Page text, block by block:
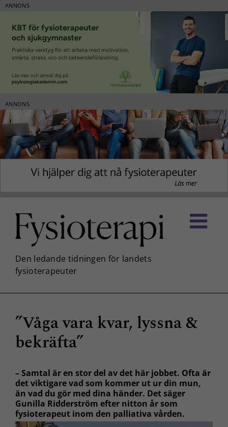
ANNONS
ANNONS
innehållet
”Våga vara kvar, lyssna &
bekräfta”
– Samtal är en stor del av det här jobbet. Ofta är
det viktigare vad som kommer ut ur din mun,
än vad du gör med dina händer. Det säger
Gunilla Ridderström efter nitton år som
fysioterapeut inom den palliativa vården.